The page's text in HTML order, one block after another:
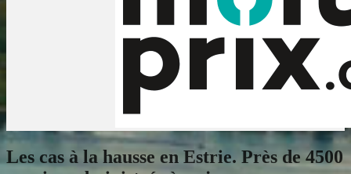
Les cas à la hausse en Estrie. Près de 4500